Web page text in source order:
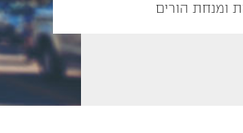
ומנחת הורים